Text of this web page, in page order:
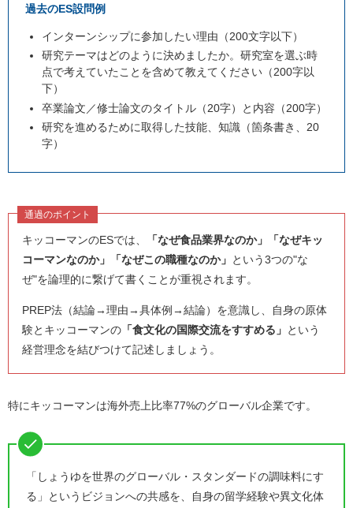
過去のES設問例
インターンシップに参加したい理由（200文字以下）
研究テーマはどのように決めましたか。研究室を選ぶ時
点で考えていたことを含めて教えてください（200字以
下）
卒業論文／修士論文のタイトル（20字）と内容（200字）
研究を進めるために取得した技能、知識（箇条書き、20
字）
通過のポイント
キッコーマンのESでは、
「なぜ食品業界なのか」「なぜキッ
コーマンなのか」「なぜこの職種なのか」 という3つの"な
ぜ"を論理的に繋げて書くことが重視されます。
PREP法（結論→理由→具体例→結論）を意識し、自身の原体
験とキッコーマンの 「食文化の国際交流をすすめる」 という
経営理念を結びつけて記述しましょう。
特にキッコーマンは海外売上比率77%のグローバル企業です。
「しょうゆを世界のグローバル・スタンダードの調味料にす
る」というビジョンへの共感を、自身の留学経験や異文化体